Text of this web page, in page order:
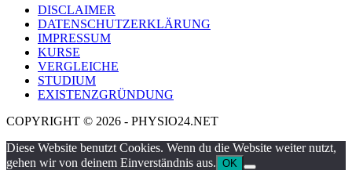
DISCLAIMER
DATENSCHUTZERKLÄRUNG
IMPRESSUM
KURSE
VERGLEICHE
STUDIUM
EXISTENZGRÜNDUNG
COPYRIGHT © 2026 - PHYSIO24.NET
Diese Website benutzt Cookies. Wenn du die Website weiter nutzt,
gehen wir von deinem Einverständnis aus. OK